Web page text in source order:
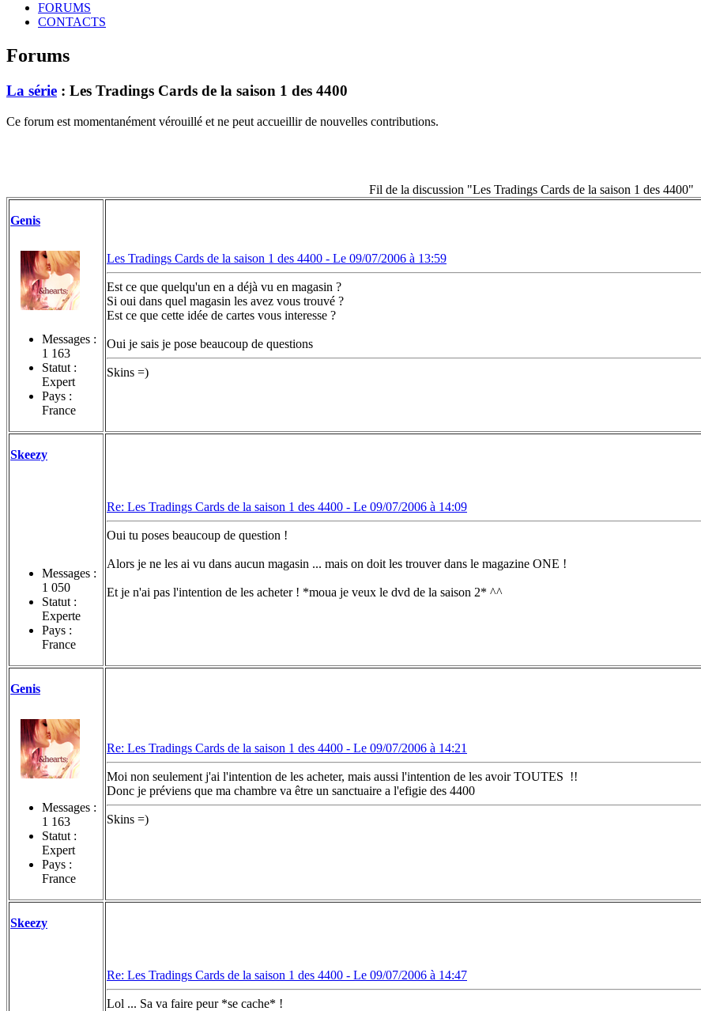
FORUMS
CONTACTS
Forums
La série : Les Tradings Cards de la saison 1 des 4400
Ce forum est momentanément vérouillé et ne peut accueillir de nouvelles contributions.
Fil de la discussion "Les Tradings Cards de la saison 1 des 4400"
Genis
Messages :
1 163
Statut :
Expert
Pays :
France
Les Tradings Cards de la saison 1 des 4400 - Le 09/07/2006 à 13:59
Est ce que quelqu'un en a déjà vu en magasin ?
Si oui dans quel magasin les avez vous trouvé ?
Est ce que cette idée de cartes vous interesse ?
Oui je sais je pose beaucoup de questions
Skins =)
Skeezy
Messages :
1 050
Statut :
Experte
Pays :
France
Re: Les Tradings Cards de la saison 1 des 4400 - Le 09/07/2006 à 14:09
Oui tu poses beaucoup de question !
Alors je ne les ai vu dans aucun magasin ... mais on doit les trouver dans le magazine ONE !
Et je n'ai pas l'intention de les acheter ! *moua je veux le dvd de la saison 2* ^^
Genis
Messages :
1 163
Statut :
Expert
Pays :
France
Re: Les Tradings Cards de la saison 1 des 4400 - Le 09/07/2006 à 14:21
Moi non seulement j'ai l'intention de les acheter, mais aussi l'intention de les avoir TOUTES !!
Donc je préviens que ma chambre va être un sanctuaire a l'efigie des 4400
Skins =)
Skeezy
Re: Les Tradings Cards de la saison 1 des 4400 - Le 09/07/2006 à 14:47
Lol ... Sa va faire peur *se cache* !